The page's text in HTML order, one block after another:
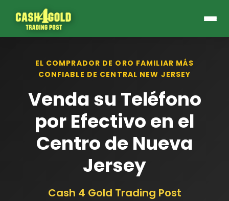
EL COMPRADOR DE ORO FAMILIAR MÁS
CONFIABLE DE CENTRAL NEW JERSEY
Venda su Teléfono
por Efectivo en el
Centro de Nueva
Jersey
Cash 4 Gold Trading Post